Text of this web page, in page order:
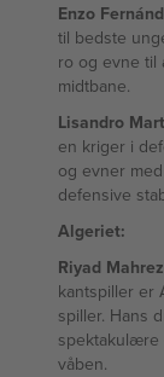
Enzo
til bedste
ro og evne til
midtbane.
Lisandro
en kriger i
og evner
defensive
Algeriet:
Riyad Mahrez
kantspiller er
spiller. Hans
spektakulære
våben.